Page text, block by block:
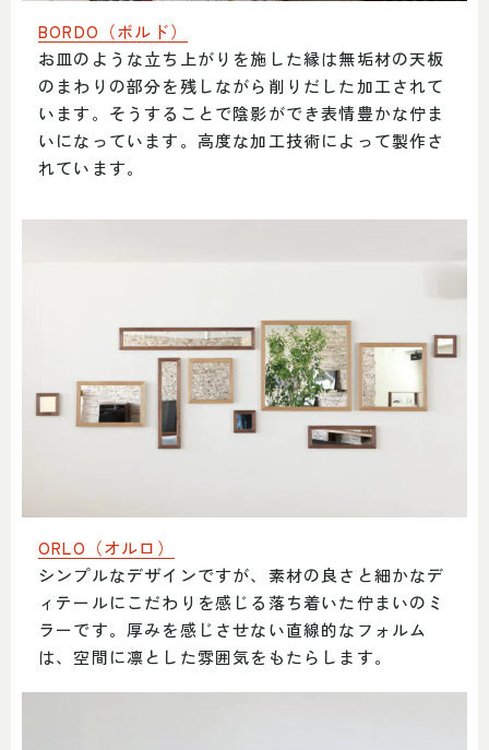
BORDO（ボルド）
お皿のような立ち上がりを施した縁は無垢材の天板
のまわりの部分を残しながら削りだした加工されて
います。そうすることで陰影ができ表情豊かな佇ま
いになっています。高度な加工技術によって製作さ
れています。
ORLO（オルロ）
シンプルなデザインですが、素材の良さと細かなデ
ィテールにこだわりを感じる落ち着いた佇まいのミ
ラーです。厚みを感じさせない直線的なフォルム
は、空間に凛とした雰囲気をもたらします。